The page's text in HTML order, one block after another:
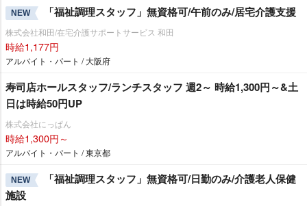
NEW 「福祉調理スタッフ」無資格可/午前のみ/居宅介護支援
株式会社和田/在宅介護サポートサービス 和田
時給1,177円
アルバイト・パート / 大阪府
寿司店ホールスタッフ/ランチスタッフ 週2～ 時給1,300円～&土
日は時給50円UP
株式会社にっぱん
時給1,300円～
アルバイト・パート / 東京都
NEW
「福祉調理スタッフ」無資格可/日勤のみ/介護老人保健
施設